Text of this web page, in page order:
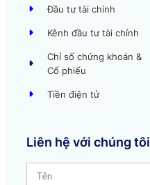
Đầu tư tài chính
Kênh đầu tư tài chính
Chỉ số chứng khoán &
Cổ phiếu
Tiền điện tử
Liên hệ với chúng tôi